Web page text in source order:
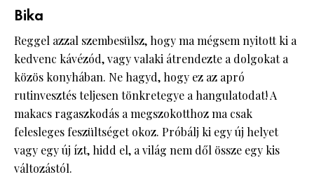
Bika
Reggel azzal szembesülsz, hogy ma mégsem nyitott ki a
kedvenc kávézód, vagy valaki átrendezte a dolgokat a
közös konyhában. Ne hagyd, hogy ez az apró
rutinvesztés teljesen tönkretegye a hangulatodat! A
makacs ragaszkodás a megszokotthoz ma csak
felesleges feszültséget okoz. Próbálj ki egy új helyet
vagy egy új ízt, hidd el, a világ nem dől össze egy kis
változástól.